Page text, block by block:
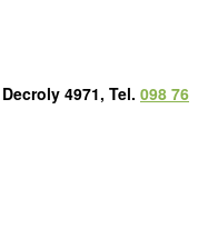
4971, Tel. 098 76